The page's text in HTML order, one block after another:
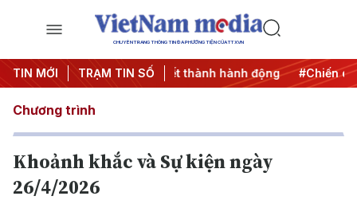
CHUYÊN TRANG THÔNG TIN ĐA PHƯƠNG TIỆN CỦA TTXVN
TIN MỚI TRẠM TIN SỐ
#Đưa Nghị quyết thành hành động #Chiến dịch 500
Chương trình
Khoảnh khắc và Sự kiện ngày
26/4/2026